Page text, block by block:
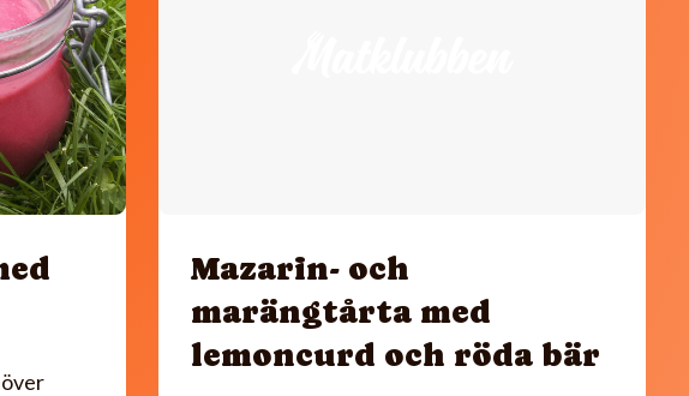
Mazarin- och
marängtårta med
lemoncurd och röda bär